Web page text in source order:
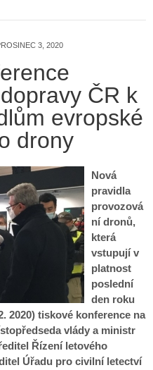
3, 2020
ČR k
evropské
drony
Nová
pravidla
provozová
ní dronů,
která
vstupují v
platnost
poslední
den roku
2020) tiskové konference na
vlády a ministr
Řízení letového
Úřadu pro civilní letectví